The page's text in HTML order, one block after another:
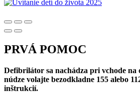
PRVÁ POMOC
Defibrilátor sa nachádza pri vchode
núdze volajte bezodkladne 155 alebo
inštrukcií.